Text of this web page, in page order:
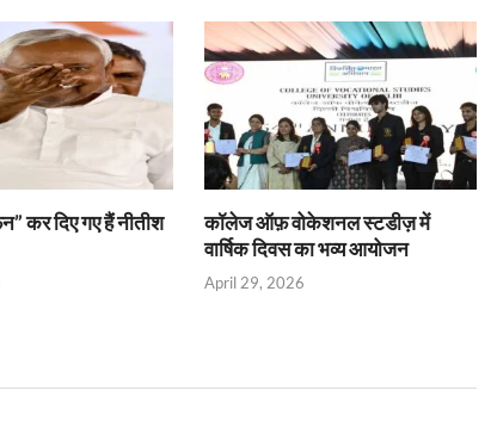
कर दिए गए हैं नीतीश
कॉलेज ऑफ़ वोकेशनल स्टडीज़ में
वार्षिक दिवस का भव्य आयोजन
April 29, 2026